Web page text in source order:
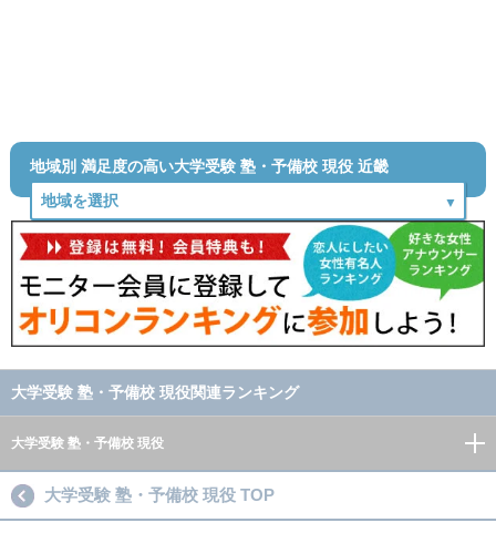
地域別 満足度の高い大学受験 塾・予備校 現役 近畿
大学受験 塾・予備校 現役関連ランキング
大学受験 塾・予備校 現役
大学受験 塾・予備校 現役 TOP